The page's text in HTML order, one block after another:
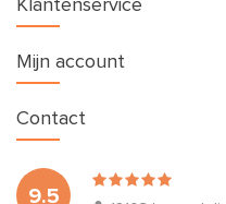
Klantenservice
Mijn account
9.5
Contact